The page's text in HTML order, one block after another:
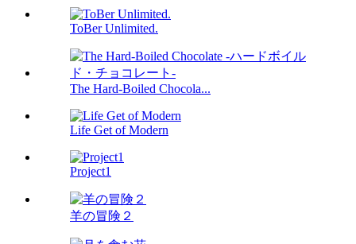
ToBer Unlimited.
The Hard-Boiled Chocola...
Life Get of Modern
Project1
羊の冒険２